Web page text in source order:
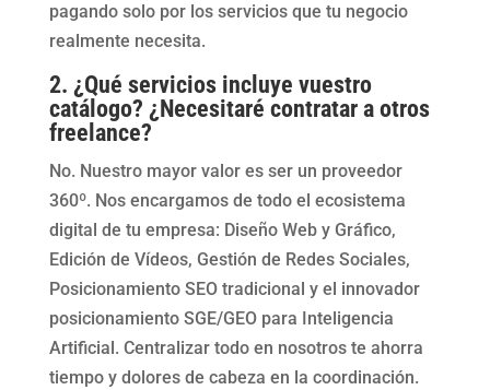
pagando solo por los servicios que tu negocio
realmente necesita.
2. ¿Qué servicios incluye vuestro
catálogo? ¿Necesitaré contratar a otros
freelance?
No. Nuestro mayor valor es ser un proveedor
360º. Nos encargamos de todo el ecosistema
digital de tu empresa: Diseño Web y Gráfico,
Edición de Vídeos, Gestión de Redes Sociales,
Posicionamiento SEO tradicional y el innovador
posicionamiento SGE/GEO para Inteligencia
Artificial. Centralizar todo en nosotros te ahorra
tiempo y dolores de cabeza en la coordinación.